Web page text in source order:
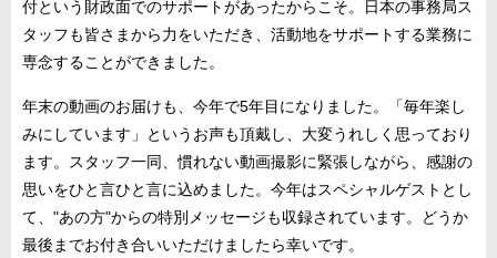
付という財政面でのサポートがあったからこそ。日本の事務局ス
タッフも皆さまから力をいただき、活動地をサポートする業務に
専念することができました。
年末の動画のお届けも、今年で5年目になりました。「毎年楽し
みにしています」というお声も頂戴し、大変うれしく思っており
ます。スタッフ一同、慣れない動画撮影に緊張しながら、感謝の
思いをひと言ひと言に込めました。今年はスペシャルゲストとし
て、"あの方"からの特別メッセージも収録されています。どうか
最後までお付き合いいただけましたら幸いです。